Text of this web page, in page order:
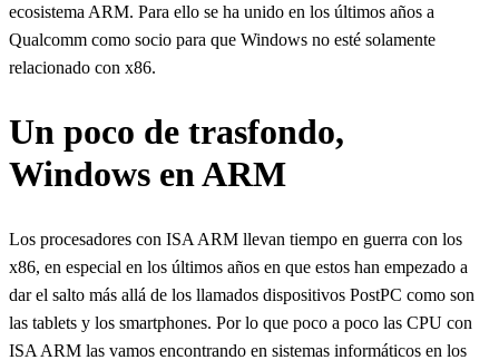
ecosistema ARM. Para ello se ha unido en los últimos años a
Qualcomm como socio para que Windows no esté solamente
relacionado con x86.
Un poco de trasfondo,
Windows en ARM
Los procesadores con ISA ARM llevan tiempo en guerra con los
x86, en especial en los últimos años en que estos han empezado a
dar el salto más allá de los llamados dispositivos PostPC como son
las tablets y los smartphones. Por lo que poco a poco las CPU con
ISA ARM las vamos encontrando en sistemas informáticos en los